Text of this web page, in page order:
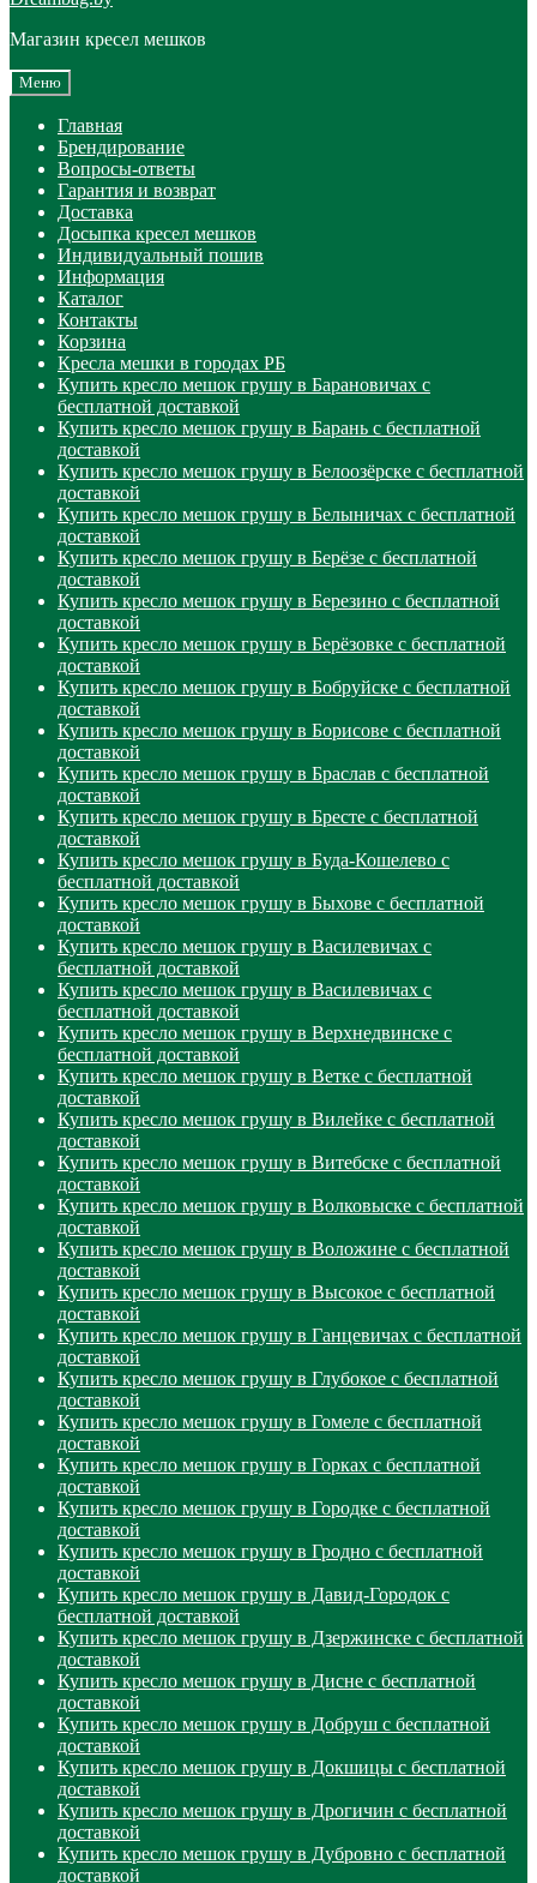
Магазин кресел мешков
Меню
Главная
Брендирование
Вопросы-ответы
Гарантия и возврат
Доставка
Досыпка кресел мешков
Индивидуальный пошив
Информация
Каталог
Контакты
Корзина
Кресла мешки в городах РБ
Купить кресло мешок грушу в Барановичах с
бесплатной доставкой
Купить кресло мешок грушу в Барань с бесплатной
доставкой
Купить кресло мешок грушу в Белоозёрске с бесплатной
доставкой
Купить кресло мешок грушу в Белыничах с бесплатной
доставкой
Купить кресло мешок грушу в Берёзе с бесплатной
доставкой
Купить кресло мешок грушу в Березино с бесплатной
доставкой
Купить кресло мешок грушу в Берёзовке с бесплатной
доставкой
Купить кресло мешок грушу в Бобруйске с бесплатной
доставкой
Купить кресло мешок грушу в Борисове с бесплатной
доставкой
Купить кресло мешок грушу в Браслав с бесплатной
доставкой
Купить кресло мешок грушу в Бресте с бесплатной
доставкой
Купить кресло мешок грушу в Буда-Кошелево с
бесплатной доставкой
Купить кресло мешок грушу в Быхове с бесплатной
доставкой
Купить кресло мешок грушу в Василевичах с
бесплатной доставкой
Купить кресло мешок грушу в Василевичах с
бесплатной доставкой
Купить кресло мешок грушу в Верхнедвинске с
бесплатной доставкой
Купить кресло мешок грушу в Ветке с бесплатной
доставкой
Купить кресло мешок грушу в Вилейке с бесплатной
доставкой
Купить кресло мешок грушу в Витебске с бесплатной
доставкой
Купить кресло мешок грушу в Волковыске с бесплатной
доставкой
Купить кресло мешок грушу в Воложине с бесплатной
доставкой
Купить кресло мешок грушу в Высокое с бесплатной
доставкой
Купить кресло мешок грушу в Ганцевичах с бесплатной
доставкой
Купить кресло мешок грушу в Глубокое с бесплатной
доставкой
Купить кресло мешок грушу в Гомеле с бесплатной
доставкой
Купить кресло мешок грушу в Горках с бесплатной
доставкой
Купить кресло мешок грушу в Городке с бесплатной
доставкой
Купить кресло мешок грушу в Гродно с бесплатной
доставкой
Купить кресло мешок грушу в Давид-Городок с
бесплатной доставкой
Купить кресло мешок грушу в Дзержинске с бесплатной
доставкой
Купить кресло мешок грушу в Дисне с бесплатной
доставкой
Купить кресло мешок грушу в Добруш с бесплатной
доставкой
Купить кресло мешок грушу в Докшицы с бесплатной
доставкой
Купить кресло мешок грушу в Дрогичин с бесплатной
доставкой
Купить кресло мешок грушу в Дубровно с бесплатной
доставкой